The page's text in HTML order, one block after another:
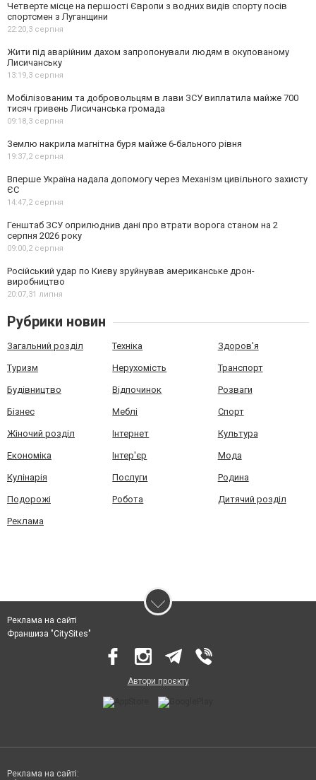
Четверте місце на першості Європи з водних видів спорту посів
спортсмен з Луганщини
22:20,3 серпня
Жити під аварійним дахом запропонували людям в окупованому
Лисичанську
13:19,3 серпня
Мобілізованим та добровольцям в лави ЗСУ виплатила майже 700
тисяч гривень Лисичанська громада
09:18,3 серпня
Землю накрила магнітна буря майже 6-бального рівня
19:37,2 серпня
Вперше Україна надала допомогу через Механізм цивільного захисту
ЄС
14:47,2 серпня
Генштаб ЗСУ оприлюднив дані про втрати ворога станом на 2
серпня 2026 року
09:00,2 серпня
Російський удар по Києву зруйнував американське дрон-
виробництво
20:07,31 липня
Рубрики новин
Загальний розділ Техніка Здоров'я
Туризм Нерухомість Транспорт
Будівництво Відпочинок Розваги
Бізнес Меблі Спорт
Жіночий розділ Інтернет Культура
Економіка Інтер'єр Мода
Кулінарія Послуги Родина
Подорожі Робота Дитячий розділ
Реклама
Реклама на сайті
Франшиза "CitySites"
Автори проєкту
Реклама на сайті: